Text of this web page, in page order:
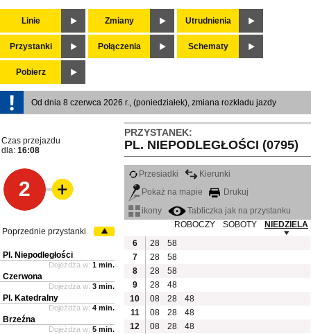
Linie Zmiany Utrudnienia
Przystanki Połączenia Schematy
Pobierz
Od dnia 8 czerwca 2026 r., (poniedziałek), zmiana rozkładu jazdy
PRZYSTANEK:
PL. NIEPODLEGŁOŚCI (0795)
Czas przejazdu
dla: 16:08
2
Przesiadki
Kierunki
Pokaż na mapie
Drukuj
ikony
Tabliczka jak na przystanku
ROBOCZY
SOBOTY
NIEDZIELA
6
28
58
7
28
58
8
28
58
9
28
48
10
08 28
48
11
08 28
48
12
08 28
48
Poprzednie przystanki
Pl. Niepodległości
Dojeżdża w: 1 min.
Czerwona
Dojeżdża w: 3 min.
Pl. Katedralny
Dojeżdża w: 4 min.
Brzeźna
Dojeżdża w: 5 min.